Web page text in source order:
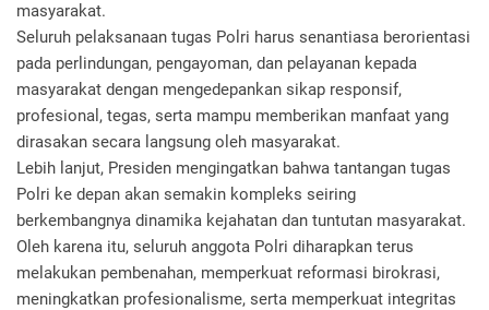
masyarakat.
‎Seluruh pelaksanaan tugas Polri harus senantiasa berorientasi
pada perlindungan, pengayoman, dan pelayanan kepada
masyarakat dengan mengedepankan sikap responsif,
profesional, tegas, serta mampu memberikan manfaat yang
dirasakan secara langsung oleh masyarakat.
‎Lebih lanjut, Presiden mengingatkan bahwa tantangan tugas
Polri ke depan akan semakin kompleks seiring
berkembangnya dinamika kejahatan dan tuntutan masyarakat.
Oleh karena itu, seluruh anggota Polri diharapkan terus
melakukan pembenahan, memperkuat reformasi birokrasi,
meningkatkan profesionalisme, serta memperkuat integritas